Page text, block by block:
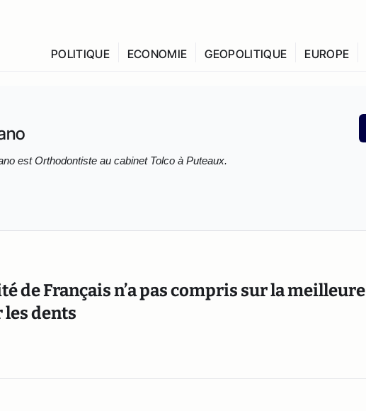
POLITIQUE ECONOMIE GEOPOLITIQUE EUROPE
est Orthodontiste au cabinet Tolco à Puteaux.
de Français n’a pas compris sur la meilleure
les dents